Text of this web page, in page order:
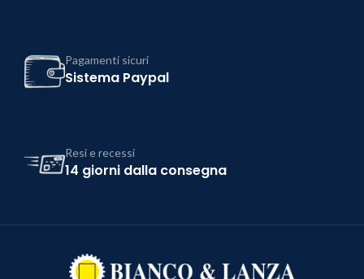
Pagamenti sicuri
Sistema Paypal
Resi e recessi
14 giorni dalla consegna